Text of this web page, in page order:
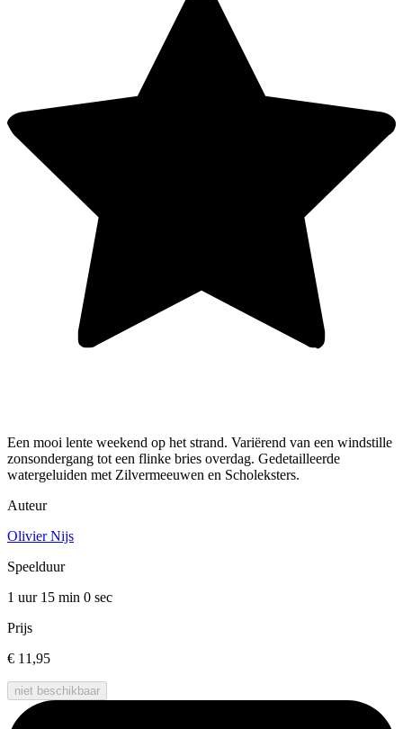
Een mooi lente weekend op het strand. Variërend van een windstille
zonsondergang tot een flinke bries overdag. Gedetailleerde
watergeluiden met Zilvermeeuwen en Scholeksters.
Auteur
Olivier Nijs
Speelduur
1 uur 15 min 0 sec
Prijs
€ 11,95
niet beschikbaar